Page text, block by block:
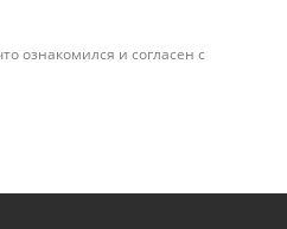
ознакомился и согласен с